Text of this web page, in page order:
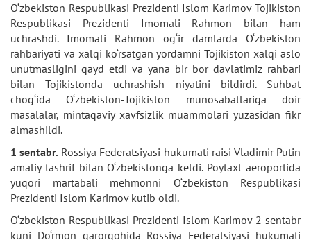
O‘zbekiston Respublikasi Prezidenti Islom Karimov Tojikiston
Respublikasi Prezidenti Imomali Rahmon bilan ham
uchrashdi. Imomali Rahmon og‘ir damlarda O‘zbekiston
rahbariyati va xalqi ko‘rsatgan yordamni Tojikiston xalqi aslo
unutmasligini qayd etdi va yana bir bor davlatimiz rahbari
bilan Tojikistonda uchrashish niyatini bildirdi. Suhbat
chog‘ida O‘zbekiston-Tojikiston munosabatlariga doir
masalalar, mintaqaviy xavfsizlik muammolari yuzasidan fikr
almashildi.
1 sentabr. Rossiya Federatsiyasi hukumati raisi Vladimir Putin
amaliy tashrif bilan O‘zbekistonga keldi. Poytaxt aeroportida
yuqori martabali mehmonni O‘zbekiston Respublikasi
Prezidenti Islom Karimov kutib oldi.
O‘zbekiston Respublikasi Prezidenti Islom Karimov 2 sentabr
kuni Do‘rmon qarorgohida Rossiya Federatsiyasi hukumati